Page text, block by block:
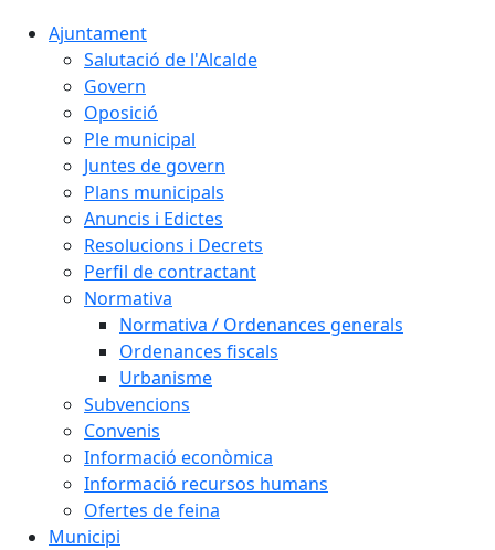
Ajuntament
Salutació de l'Alcalde
Govern
Oposició
Ple municipal
Juntes de govern
Plans municipals
Anuncis i Edictes
Resolucions i Decrets
Perfil de contractant
Normativa
Normativa / Ordenances generals
Ordenances fiscals
Urbanisme
Subvencions
Convenis
Informació econòmica
Informació recursos humans
Ofertes de feina
Municipi